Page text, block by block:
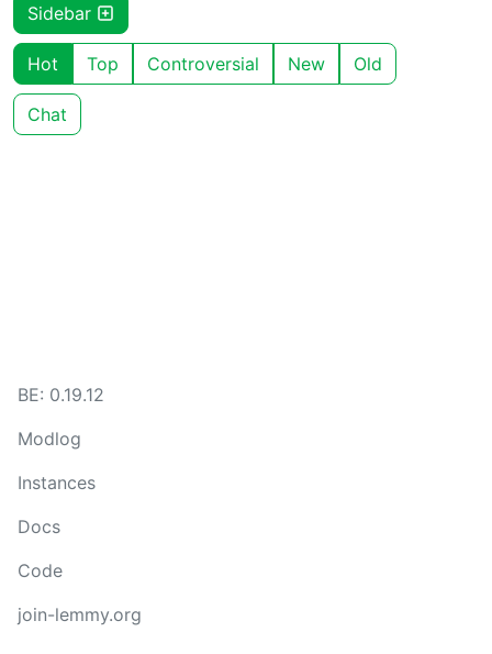
Sidebar
Hot Top Controversial New Old
Chat
BE: 0.19.12
Modlog
Instances
Docs
Code
join-lemmy.org